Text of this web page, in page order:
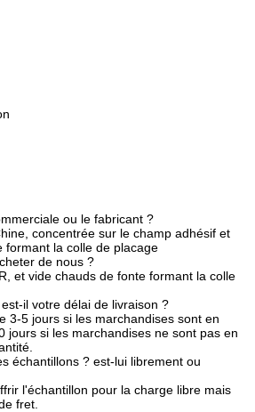
ou le fabricant ?
concentrée sur le champ adhésif et
formant la colle de placage
de nous ?
et vide chauds de fonte formant la colle
il votre délai de livraison ?
3-5 jours si les marchandises sont en
jours si les marchandises ne sont pas en
échantillons ? est-lui librement ou
l'échantillon pour la charge libre mais
fret.